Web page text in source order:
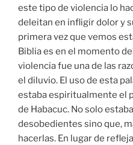
este tipo de violencia lo
deleitan en infligir dolor y
primera vez que vemos
Biblia es en el momento
violencia fue una de las
el diluvio. El uso de esta
estaba espiritualmente el
de Habacuc. No solo
desobedientes sino que,
hacerlas. En lugar de